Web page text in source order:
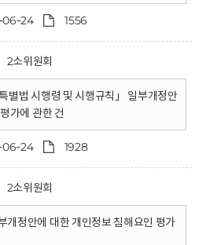
06-24 1556
2소위원회
별법 시행령 및 시행규칙」 일부개정안
가에 관한 건
24 1928
2소위원회
개정안에 대한 개인정보 침해요인 평가